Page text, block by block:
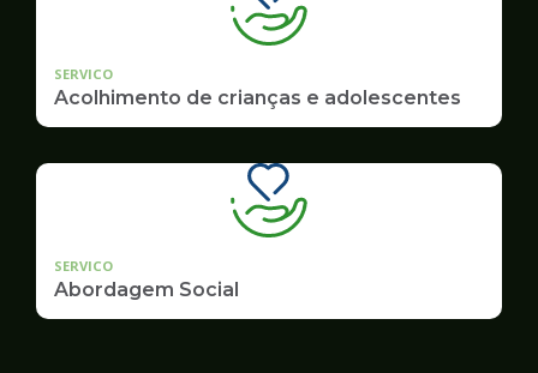
SERVICO
Acolhimento de crianças e adolescentes
SERVICO
Abordagem Social